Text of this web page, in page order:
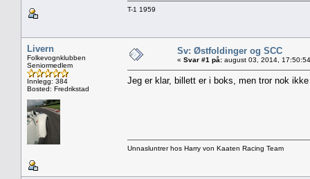
T-1 1959
Livern
Folkevognklubben
Seniormedlem
Innlegg: 384
Bosted: Fredrikstad
Sv: Østfoldinger og SCC
« Svar #1 på: august 03, 2014,
Jeg er klar, billett er i boks, men tror nok
Unnasluntrer hos Harry von Kaaten Racing Team